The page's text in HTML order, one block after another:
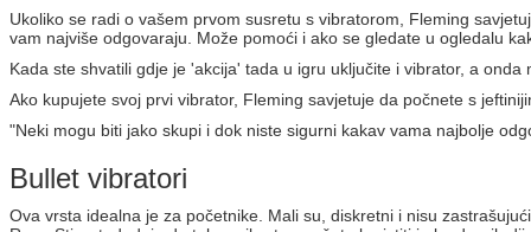
Ukoliko se radi o vašem prvom susretu s vibratorom, Fleming
vam najviše odgovaraju. Može pomoći i ako se gledate u ogledalu
Kada ste shvatili gdje je 'akcija' tada u igru uključite i vibrator, a
Ako kupujete svoj prvi vibrator, Fleming savjetuje da počnete s
"Neki mogu biti jako skupi i dok niste sigurni kakav vama najbolje
Bullet vibratori
Ova vrsta idealna je za početnike. Mali su, diskretni i nisu